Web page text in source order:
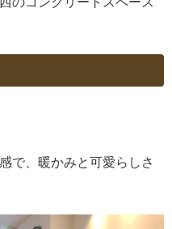
で、暖かみと可愛らしさ